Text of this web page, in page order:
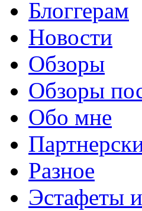
Блоггерам
Новости
Обзоры
Обзоры
Обо мне
Разное
Эстафеты